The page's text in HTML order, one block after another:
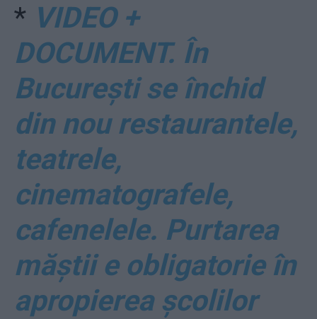
* VIDEO +
DOCUMENT. În
București se închid
din nou restaurantele,
teatrele,
cinematografele,
cafenelele. Purtarea
măștii e obligatorie în
apropierea școlilor